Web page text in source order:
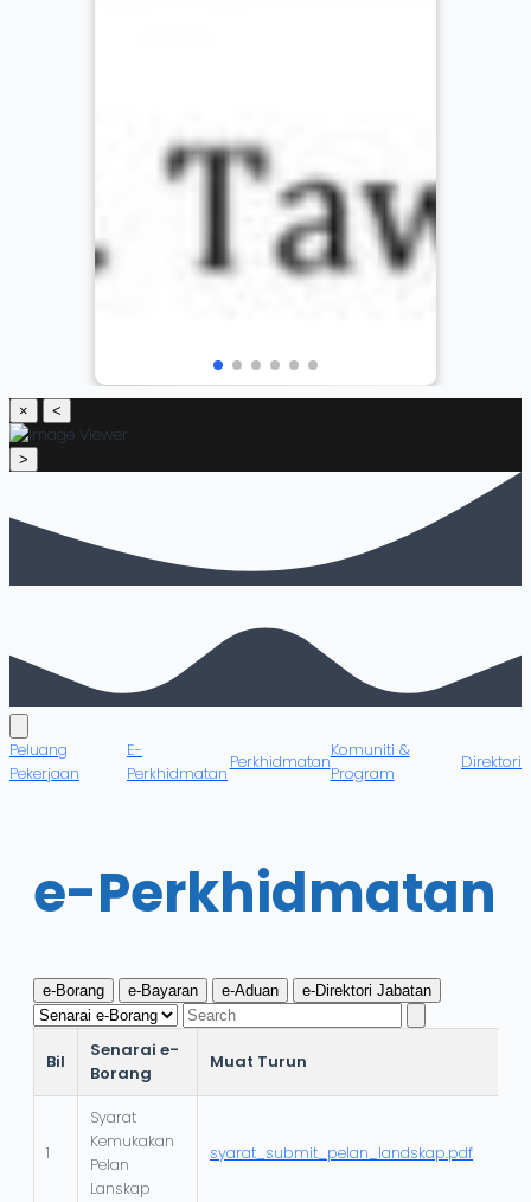
× <
>
Peluang
Pekerjaan
E-
Perkhidmatan
Perkhidmatan
Komuniti &
Program
Direktori
e-Perkhidmatan
e-Borang e-Bayaran e-Aduan e-Direktori Jabatan
Bil
Senarai e-
Borang
Muat Turun
1
Syarat
Kemukakan
Pelan
Lanskap
syarat_submit_pelan_landskap.pdf